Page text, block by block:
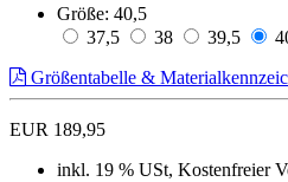
Größe: 40,5
37,5
38 39,5
Größentabelle &
EUR 189,95
inkl. 19 % USt, Kostenfreier